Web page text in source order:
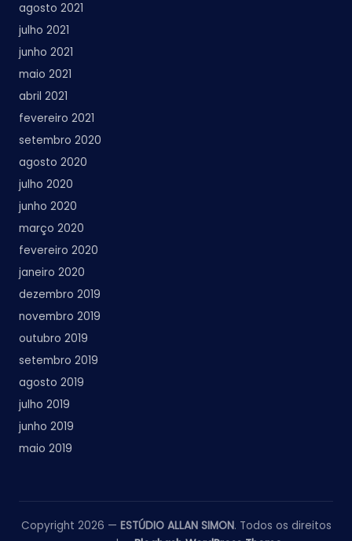
agosto 2021
julho 2021
junho 2021
maio 2021
abril 2021
fevereiro 2021
setembro 2020
agosto 2020
julho 2020
junho 2020
março 2020
fevereiro 2020
janeiro 2020
dezembro 2019
novembro 2019
outubro 2019
setembro 2019
agosto 2019
julho 2019
junho 2019
maio 2019
Copyright 2026 — ESTÚDIO ALLAN SIMON. Todos os direitos